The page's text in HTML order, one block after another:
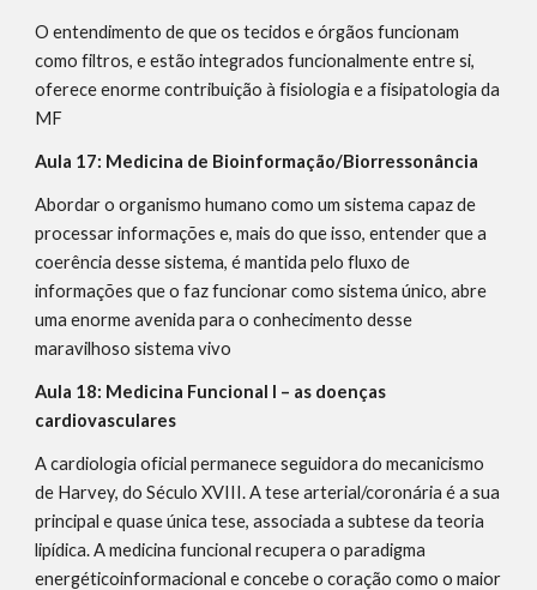
O entendimento de que os tecidos e órgãos funcionam
como filtros, e estão integrados funcionalmente entre si,
oferece enorme contribuição à fisiologia e a fisipatologia da
MF
Aula 17: Medicina de Bioinformação/Biorressonância
Abordar o organismo humano como um sistema capaz de
processar informações e, mais do que isso, entender que a
coerência desse sistema, é mantida pelo fluxo de
informações que o faz funcionar como sistema único, abre
uma enorme avenida para o conhecimento desse
maravilhoso sistema vivo
Aula 18: Medicina Funcional I – as doenças
cardiovasculares
A cardiologia oficial permanece seguidora do mecanicismo
de Harvey, do Século XVIII. A tese arterial/coronária é a sua
principal e quase única tese, associada a subtese da teoria
lipídica. A medicina funcional recupera o paradigma
energéticoinformacional e concebe o coração como o maior